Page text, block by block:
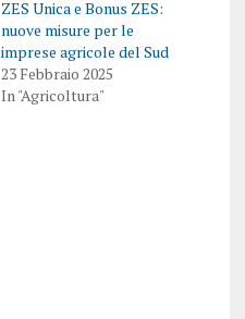
ZES Unica e Bonus ZES:
nuove misure per le
imprese agricole del Sud
23 Febbraio 2025
In "Agricoltura"